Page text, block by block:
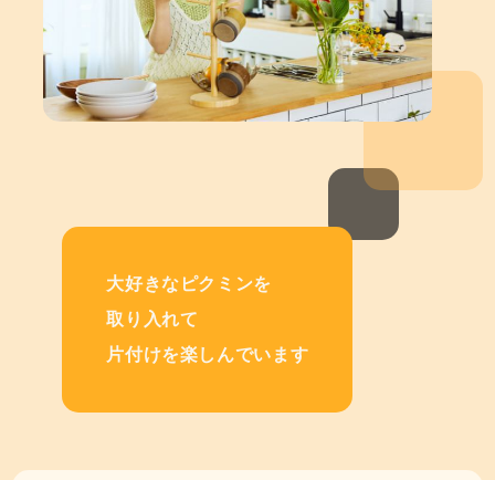
大好きなピクミンを
取り入れて
片付けを楽しんでいます